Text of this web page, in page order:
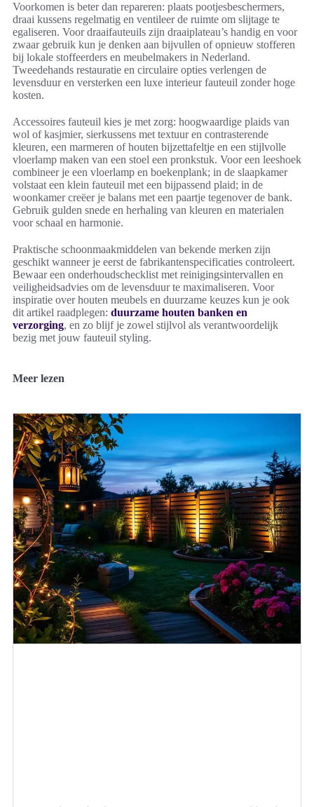
Voorkomen is beter dan repareren: plaats pootjesbeschermers,
draai kussens regelmatig en ventileer de ruimte om slijtage te
egaliseren. Voor draaifauteuils zijn draaiplateau’s handig en voor
zwaar gebruik kun je denken aan bijvullen of opnieuw stofferen
bij lokale stoffeerders en meubelmakers in Nederland.
Tweedehands restauratie en circulaire opties verlengen de
levensduur en versterken een luxe interieur fauteuil zonder hoge
kosten.
Accessoires fauteuil kies je met zorg: hoogwaardige plaids van
wol of kasjmier, sierkussens met textuur en contrasterende
kleuren, een marmeren of houten bijzettafeltje en een stijlvolle
vloerlamp maken van een stoel een pronkstuk. Voor een leeshoek
combineer je een vloerlamp en boekenplank; in de slaapkamer
volstaat een klein fauteuil met een bijpassend plaid; in de
woonkamer creëer je balans met een paartje tegenover de bank.
Gebruik gulden snede en herhaling van kleuren en materialen
voor schaal en harmonie.
Praktische schoonmaakmiddelen van bekende merken zijn
geschikt wanneer je eerst de fabrikantenspecificaties controleert.
Bewaar een onderhoudschecklist met reinigingsintervallen en
veiligheidsadvies om de levensduur te maximaliseren. Voor
inspiratie over houten meubels en duurzame keuzes kun je ook
dit artikel raadplegen: duurzame houten banken en
verzorging, en zo blijf je zowel stijlvol als verantwoordelijk
bezig met jouw fauteuil styling.
Meer lezen